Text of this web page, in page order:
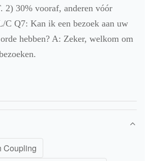
2) 30% vooraf, anderen vóór
C Q7: Kan ik een bezoek aan uw
hebben? A: Zeker, welkom om
Coupling